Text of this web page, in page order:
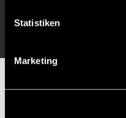
Statistiken
Marketing